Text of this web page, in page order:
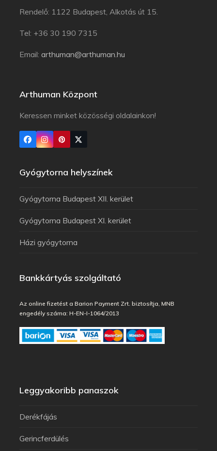
Rendelő: 1122 Budapest, Alkotás út 15.
Tel: +36 30 190 7315
Email: arthuman@arthuman.hu
Arthuman Központ
Keressen minket közösségi oldalainkon!
Gyógytorna helyszínek
Gyógytorna Budapest XII. kerület
Gyógytorna Budapest XI. kerület
Házi gyógytorna
Bankkártyás szolgáltató
Az online fizetést a Barion Payment Zrt. biztosítja, MNB
engedély száma: H-EN-I-1064/2013
Leggyakoribb panaszok
Derékfájás
Gerincferdülés